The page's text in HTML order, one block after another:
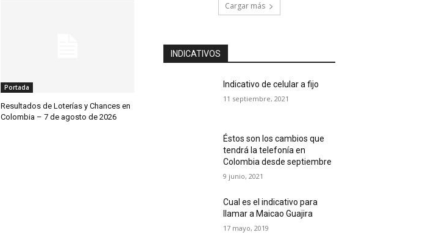
Portada
Resultados de Loterías y Chances en
Colombia – 7 de agosto de 2026
Cargar más
INDICATIVOS
Indicativo de celular a fijo
11 septiembre, 2021
Éstos son los cambios que
tendrá la telefonía en
Colombia desde septiembre
9 junio, 2021
Cual es el indicativo para
llamar a Maicao Guajira
17 mayo, 2019